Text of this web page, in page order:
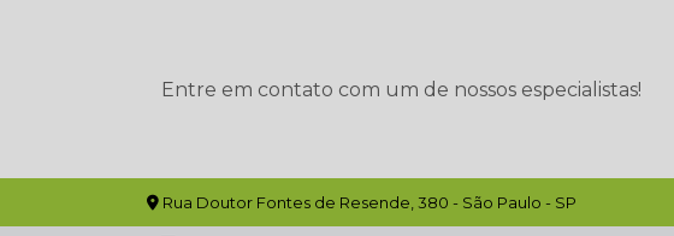
Entre em contato com um de nossos especialistas!
Rua Doutor Fontes de Resende, 380 - São Paulo - SP